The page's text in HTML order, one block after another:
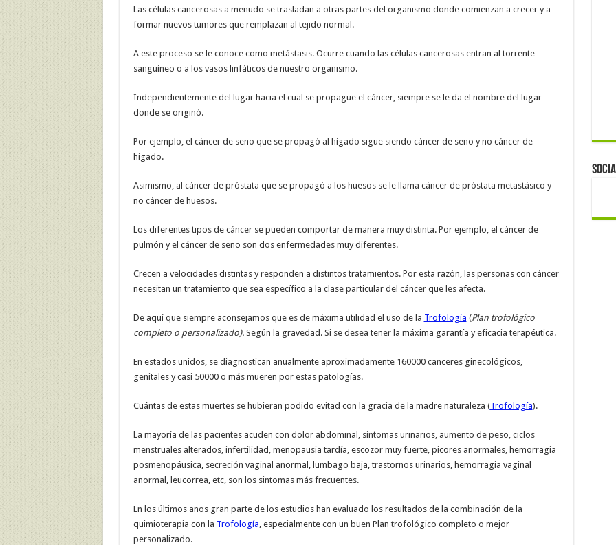
Las células cancerosas a menudo se trasladan a otras partes del organismo donde comienzan a crecer y a
formar nuevos tumores que remplazan al tejido normal.
A este proceso se le conoce como metástasis. Ocurre cuando las células cancerosas entran al torrente
sanguíneo o a los vasos linfáticos de nuestro organismo.
Independientemente del lugar hacia el cual se propague el cáncer, siempre se le da el nombre del lugar
donde se originó.
Por ejemplo, el cáncer de seno que se propagó al hígado sigue siendo cáncer de seno y no cáncer de
hígado.
Asimismo, al cáncer de próstata que se propagó a los huesos se le llama cáncer de próstata metastásico y
no cáncer de huesos.
Los diferentes tipos de cáncer se pueden comportar de manera muy distinta. Por ejemplo, el cáncer de
pulmón y el cáncer de seno son dos enfermedades muy diferentes.
Crecen a velocidades distintas y responden a distintos tratamientos. Por esta razón, las personas con cáncer
necesitan un tratamiento que sea específico a la clase particular del cáncer que les afecta.
De aquí que siempre aconsejamos que es de máxima utilidad el uso de la Trofología (Plan trofológico
completo o personalizado). Según la gravedad. Si se desea tener la máxima garantía y eficacia terapéutica.
En estados unidos, se diagnostican anualmente aproximadamente 160000 canceres ginecológicos,
genitales y casi 50000 o más mueren por estas patologías.
Cuántas de estas muertes se hubieran podido evitad con la gracia de la madre naturaleza (Trofología).
La mayoría de las pacientes acuden con dolor abdominal, síntomas urinarios, aumento de peso, ciclos
menstruales alterados, infertilidad, menopausia tardía, escozor muy fuerte, picores anormales, hemorragia
posmenopáusica, secreción vaginal anormal, lumbago baja, trastornos urinarios, hemorragia vaginal
anormal, leucorrea, etc, son los sintomas más frecuentes.
En los últimos años gran parte de los estudios han evaluado los resultados de la combinación de la
quimioterapia con la Trofología , especialmente con un buen Plan trofológico completo o mejor
personalizado.